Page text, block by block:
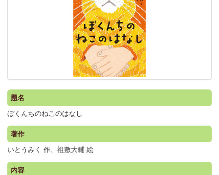
題名
ぼくんちのねこのはなし
著作
いとうみく 作、祖敷大輔 絵
内容